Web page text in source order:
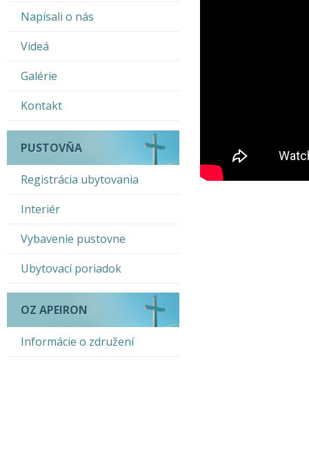
Napísali o nás
Videá
Galérie
Kontakt
PUSTOVŇA
Registrácia ubytovania
Interiér
Vybavenie pustovne
Ubytovací poriadok
OZ APEIRON
Informácie o združení